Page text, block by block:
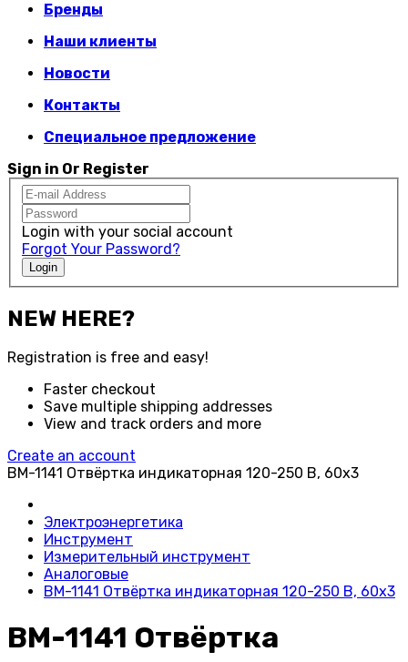
Бренды
Наши клиенты
Новости
Контакты
Специальное предложение
Sign in Or Register
Login with your social account
Forgot Your Password?
Login
NEW HERE?
Registration is free and easy!
Faster checkout
Save multiple shipping addresses
View and track orders and more
Create an account
BM-1141 Отвёртка индикаторная 120-250 В, 60x3
Электроэнергетика
Инструмент
Измерительный инструмент
Аналоговые
BM-1141 Отвёртка индикаторная 120-250 В, 60x3
BM-1141 Отвёртка